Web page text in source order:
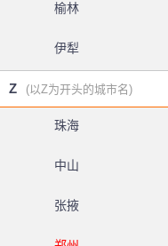
榆林
伊犁
Z (以Z为开头的城市名)
珠海
中山
张掖